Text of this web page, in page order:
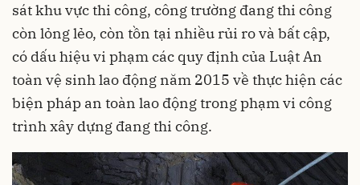
sát khu vực thi công, công trường đang thi công
còn lỏng lẻo, còn tồn tại nhiều rủi ro và bất cập,
có dấu hiệu vi phạm các quy định của Luật An
toàn vệ sinh lao động năm 2015 về thực hiện các
biện pháp an toàn lao động trong phạm vi công
trình xây dựng đang thi công.